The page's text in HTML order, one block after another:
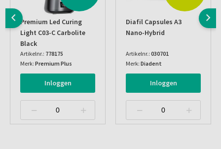
Premium Led Curing
Light C03-C Carbolite
Black
Artikelnr.: 778175
Merk: Premium Plus
Inloggen
Diafil Capsules A3
Nano-Hybrid
Artikelnr.: 030701
Merk: Diadent
Inloggen